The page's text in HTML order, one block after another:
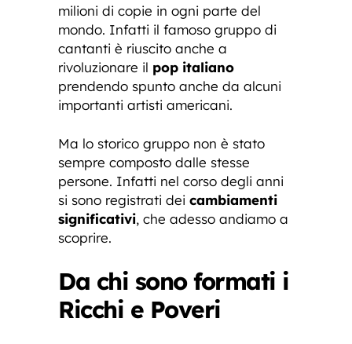
milioni di copie in ogni parte del
mondo. Infatti il famoso gruppo di
cantanti è riuscito anche a
rivoluzionare il pop italiano
prendendo spunto anche da alcuni
importanti artisti americani.
Ma lo storico gruppo non è stato
sempre composto dalle stesse
persone. Infatti nel corso degli anni
si sono registrati dei cambiamenti
significativi, che adesso andiamo a
scoprire.
Da chi sono formati i
Ricchi e Poveri